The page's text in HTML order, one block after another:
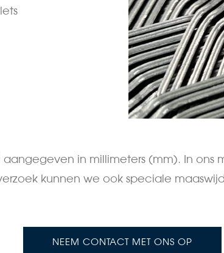
in millimeters (mm). In ons
kunnen we ook speciale
NEEM CONTACT MET ONS OP